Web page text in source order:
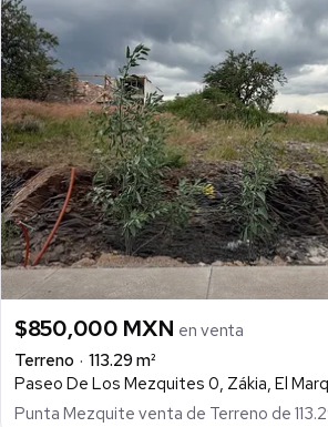
$850,000 MXN en venta
Terreno
113.29 m²
Paseo De Los Mezquites 0, Zákia, El
Punta Mezquite venta de Terreno de